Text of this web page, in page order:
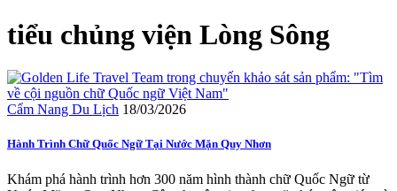
tiểu chủng viện Lòng Sông
Cẩm Nang Du Lịch 18/03/2026
Hành Trình Chữ Quốc Ngữ Tại Nước Mặn Quy Nhơn
Khám phá hành trình hơn 300 năm hình thành chữ Quốc Ngữ từ